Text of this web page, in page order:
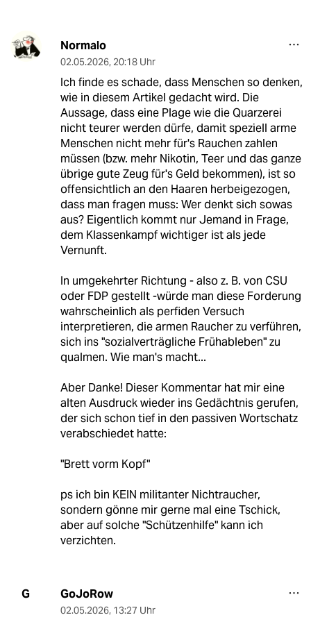
Normalo
02.05.2026, 20:18 Uhr
Ich finde es schade, dass Menschen so denken,
wie in diesem Artikel gedacht wird. Die
Aussage, dass eine Plage wie die Quarzerei
nicht teurer werden dürfe, damit speziell arme
Menschen nicht mehr für's Rauchen zahlen
müssen (bzw. mehr Nikotin, Teer und das ganze
übrige gute Zeug für's Geld bekommen), ist so
offensichtlich an den Haaren herbeigezogen,
dass man fragen muss: Wer denkt sich sowas
aus? Eigentlich kommt nur Jemand in Frage,
dem Klassenkampf wichtiger ist als jede
Vernunft.
In umgekehrter Richtung - also z. B. von CSU
oder FDP gestellt -würde man diese Forderung
wahrscheinlich als perfiden Versuch
interpretieren, die armen Raucher zu verführen,
sich ins "sozialverträgliche Frühableben" zu
qualmen. Wie man's macht...
Aber Danke! Dieser Kommentar hat mir eine
alten Ausdruck wieder ins Gedächtnis gerufen,
der sich schon tief in den passiven Wortschatz
verabschiedet hatte:
"Brett vorm Kopf"
ps ich bin KEIN militanter Nichtraucher,
sondern gönne mir gerne mal eine Tschick,
aber auf solche "Schützenhilfe" kann ich
verzichten.
G GoJoRow
02.05.2026, 13:27 Uhr